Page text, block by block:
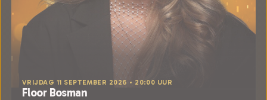
VRIJDAG 11 SEPTEMBER 2026 • 20:00 UUR
Floor Bosman